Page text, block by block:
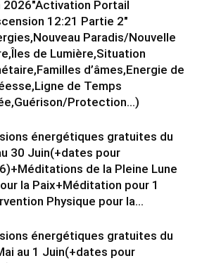
2026″Activation Portail
12:21 Partie 2″
Paradis/Nouvelle
de Lumière,Situation
d’âmes,Energie de
de Temps
Protection…)
énergétiques gratuites du
30 Juin(+dates pour
de la Pleine Lune
la Paix+Méditation pour 1
Physique pour la...
énergétiques gratuites du
au 1 Juin(+dates pour